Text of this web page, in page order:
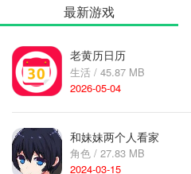
最新游戏
老黄历日历
生活 / 45.87 MB
2026-05-04
和妹妹两个人看家
角色 / 27.83 MB
2024-03-15